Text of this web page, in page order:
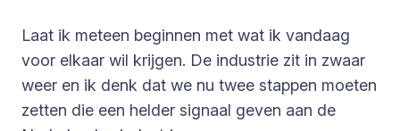
Laat ik meteen beginnen met wat ik vandaag
voor elkaar wil krijgen. De industrie zit in zwaar
weer en ik denk dat we nu twee stappen moeten
zetten die een helder signaal geven aan de